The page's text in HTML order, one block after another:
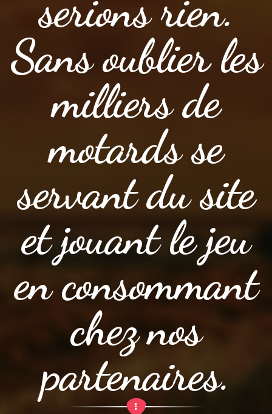
Sans oublier les
milliers de
motards se
servant du site
et jouant le jeu
en consommant
chez nos
partenaires.